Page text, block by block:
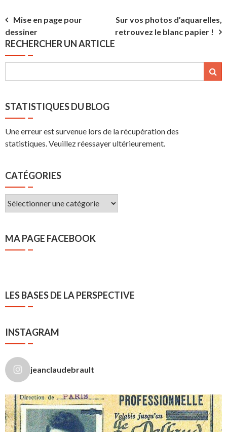
Navigation
de
l’article
Mise en page pour
dessiner
Sur vos photos d’aquarelles,
retrouvez le blanc papier !
RECHERCHER UN ARTICLE
STATISTIQUES DU BLOG
Une erreur est survenue lors de la récupération des
statistiques. Veuillez réessayer ultérieurement.
CATÉGORIES
Catégories
MA PAGE FACEBOOK
LES BASES DE LA PERSPECTIVE
INSTAGRAM
jeanclaudebrault